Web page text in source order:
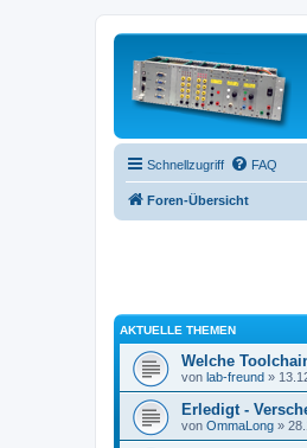
Schnellzugriff FAQ
Foren-Übersicht
AKTUELLE THEMEN
Welche
von lab-freund »
Erledigt -
von OmmaLong »